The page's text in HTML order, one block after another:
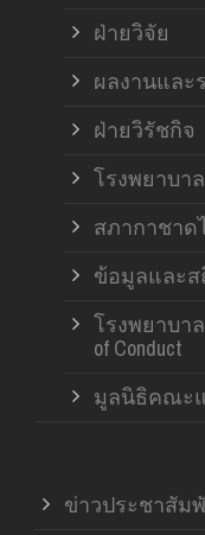
ฝ่ายวิจัย
ผลงานและ
ฝ่ายวิรัชกิจ
โรงพยาบา
สภากาชาด
ข้อมูลและ
โรงพยาบา
of Conduct
มูลนิธิคณะ
ข่าวประชาสัม